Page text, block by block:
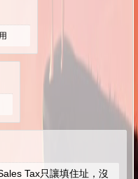
Tax只讓填住址，沒